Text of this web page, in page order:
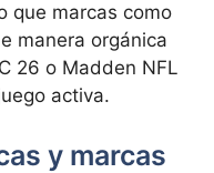
que marcas como
manera orgánica
26 o Madden NFL
activa.
y marcas